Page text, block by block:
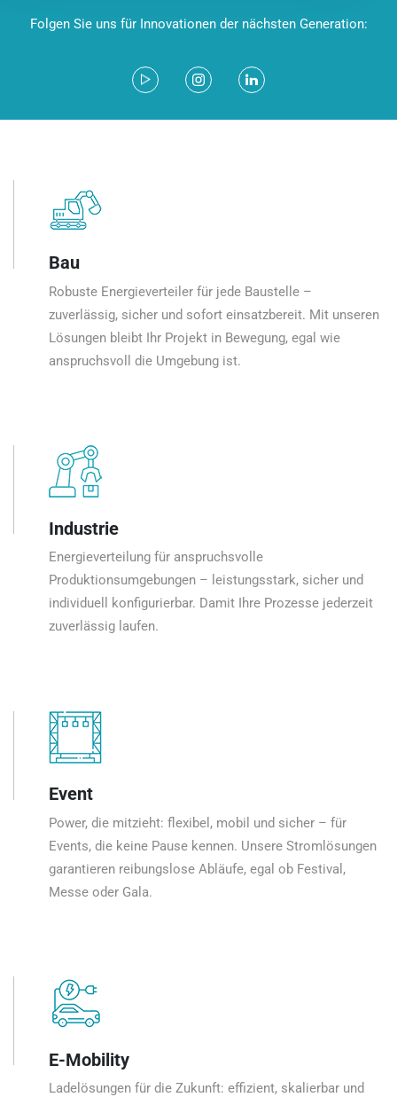
Folgen Sie uns für Innovationen der nächsten Generation:
Bau
Robuste Energieverteiler für jede Baustelle –
zuverlässig, sicher und sofort einsatzbereit. Mit unseren
Lösungen bleibt Ihr Projekt in Bewegung, egal wie
anspruchsvoll die Umgebung ist.
Industrie
Energieverteilung für anspruchsvolle
Produktionsumgebungen – leistungsstark, sicher und
individuell konfigurierbar. Damit Ihre Prozesse jederzeit
zuverlässig laufen.
Event
Power, die mitzieht: flexibel, mobil und sicher – für
Events, die keine Pause kennen. Unsere Stromlösungen
garantieren reibungslose Abläufe, egal ob Festival,
Messe oder Gala.
E-Mobility
Ladelösungen für die Zukunft: effizient, skalierbar und